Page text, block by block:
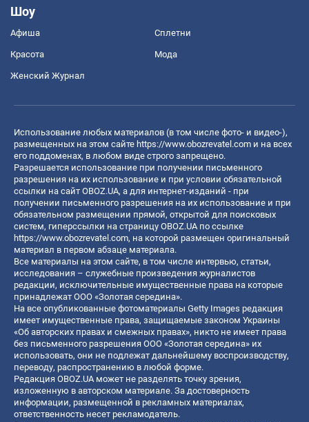
Шоу
Афиша Сплетни
Красота Мода
Женский Журнал
Использование любых материалов (в том числе фото- и видео-),
размещенных на этом сайте https://www.obozrevatel.com и на всех
его поддоменах, в любом виде строго запрещено.
Разрешается использование при получении письменного
разрешения на их использование и при условии обязательной
ссылки на сайт OBOZ.UA, а для интернет-изданий - при
получении письменного разрешения на их использование и при
обязательном размещении прямой, открытой для поисковых
систем, гиперссылки на страницу OBOZ.UA по ссылке
https://www.obozrevatel.com, на которой размещен оригинальный
материал в первом абзаце материала.
Все материалы на этом сайте, в том числе интервью, статьи,
исследования – служебные произведения журналистов
редакции, исключительные имущественные права на которые
принадлежат ООО «Золотая середина».
На все опубликованные фотоматериалы Getty Images редакция
имеет имущественные права, защищаемые законом Украины
«Об авторских правах и смежных правах», никто не имеет права
без письменного разрешения ООО «Золотая середина» их
использовать, они не подлежат дальнейшему воспроизводству,
переводу, распространению в любой форме.
Редакция OBOZ.UA может не разделять точку зрения,
изложенную в авторском материале. За достоверность
информации, размещенной в рекламных материалах,
ответственность несет рекламодатель.